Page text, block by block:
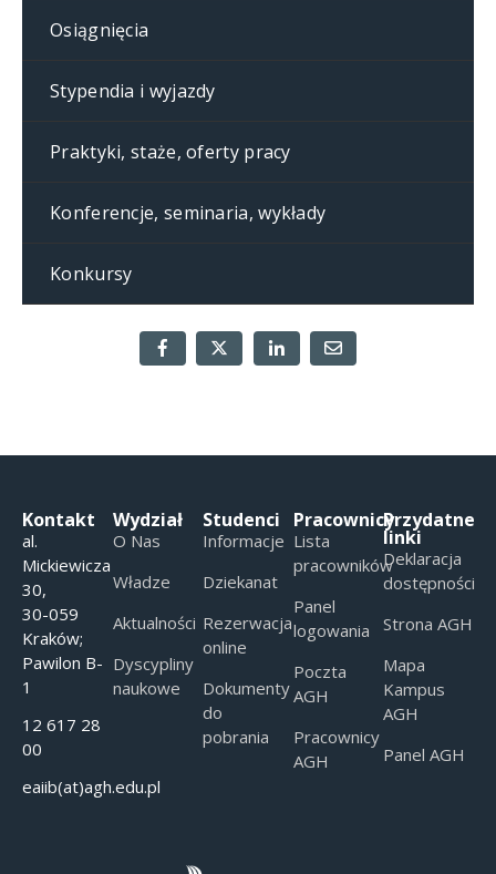
Osiągnięcia
Stypendia i wyjazdy
Praktyki, staże, oferty pracy
Konferencje, seminaria, wykłady
Konkursy
Kontakt
al.
Mickiewicza
30,
30-059
Kraków;
Pawilon B-
1
12 617 28
00
eaiib(at)agh.edu.pl
Wydział
O Nas
Władze
Aktualności
Dyscypliny
naukowe
Studenci
Informacje
Dziekanat
Rezerwacja
online
Dokumenty
do
pobrania
Pracownicy
Lista
pracowników
Panel
logowania
Poczta
AGH
Pracownicy
AGH
Przydatne
linki
Deklaracja
dostępności
Strona AGH
Mapa
Kampus
AGH
Panel AGH